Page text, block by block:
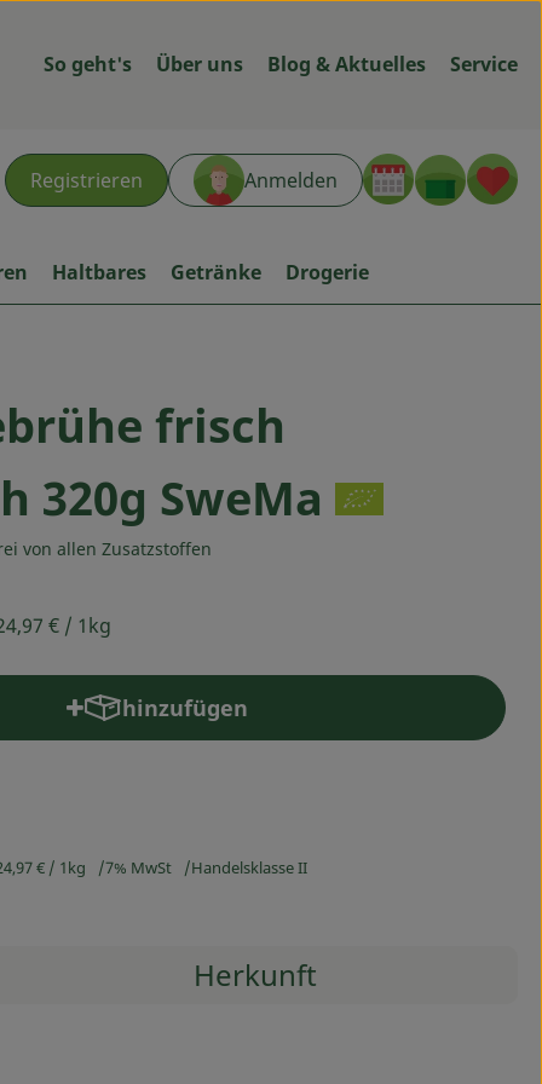
So geht's Über uns Blog & Aktuelles Service
Registrieren Anmelden
Haltbares Getränke Drogerie
frisch
320g SweMa
von allen Zusatzstoffen
€ / 1kg
hinzufügen
Produkt zum Warenkorb hinzufügen
€ / 1kg 7% MwSt Handelsklasse II
Herkunft